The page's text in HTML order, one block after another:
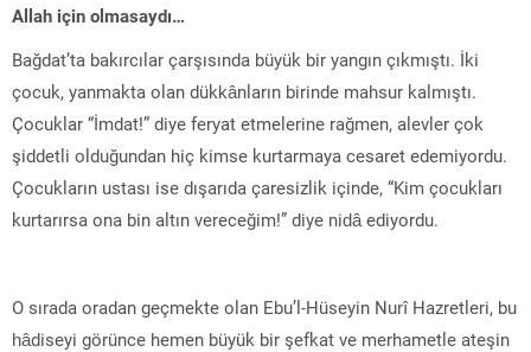
Allah için olmasaydı…
Bağdat’ta bakırcılar çarşısında büyük bir yangın çıkmıştı. İki
çocuk, yanmakta olan dükkânların birinde mahsur kalmıştı.
Çocuklar “İmdat!” diye feryat etmelerine rağmen, alevler çok
şiddetli olduğundan hiç kimse kurtarmaya cesaret edemiyordu.
Çocukların ustası ise dışarıda çaresizlik içinde, “Kim çocukları
kurtarırsa ona bin altın vereceğim!” diye nidâ ediyordu.
O sırada oradan geçmekte olan Ebu’l-Hüseyin Nurî Hazretleri, bu
hâdiseyi görünce hemen büyük bir şefkat ve merhametle ateşin